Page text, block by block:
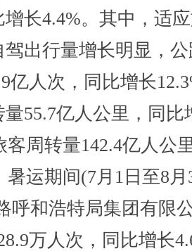
增长4.4%。其中，适
出行量增长明显，
亿人次，同比增长
55.7亿人公里，同比
客周转量142.4亿人公
暑运期间(7月1日至8月
呼和浩特局集团有限
万人次，同比增长